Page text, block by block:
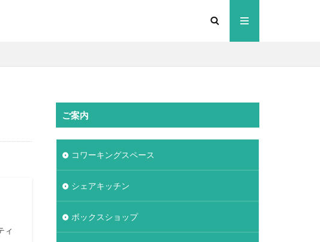
ィ
ご案内
コワーキングスペース
シェアキッチン
ボックスショップ